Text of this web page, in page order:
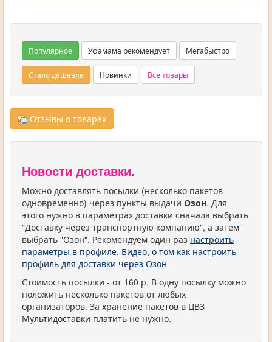
Популярное Уфамама рекомендует Мегабыстро
Стало дешевле Новинки Все товары
Отзывы о товарах
Новости доставки.
Можно доставлять посылки (несколько пакетов
одновременно) через пункты выдачи Озон. Для
этого нужно в параметрах доставки сначала выбрать
"Доставку через транспортную компанию", а затем
выбрать "Озон". Рекомендуем один раз настроить
параметры в профиле. Видео, о том как настроить
профиль для доставки через Озон
Стоимость посылки - от 160 р. В одну посылку можно
положить несколько пакетов от любых
организаторов. За хранение пакетов в ЦВЗ
Мультидоставки платить не нужно.